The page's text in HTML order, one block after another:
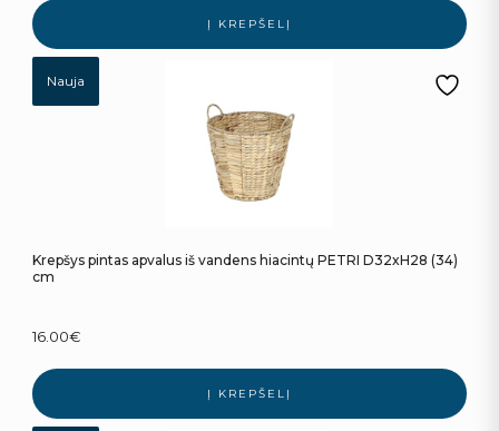
Į KREPŠELĮ
Nauja
Krepšys pintas apvalus iš vandens hiacintų PETRI D32xH28 (34)
cm
16.00€
Į KREPŠELĮ